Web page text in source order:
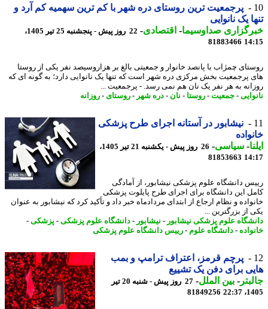
پرجمعیت ترین روستای دره شهر با کم ترین سهمیه کم آرد و
یک نانوایی
صداوسیما-اقتصادی-
22 روز پیش - پنجشنبه 25 تیر 1405،
81883466
چمژاب با پانصد خانوار و جمعیتی بالغ بر هزاروسیصد نفر یکی از روستا
پرجمعیت بخش مرکزی دره شهر است که تنها یک نانوایی دارد؛ به گونه ای که
به هر نفر یک نان هم نمی رسد. - پرجمعیت ...
- جمعیت-روستا-نان-دره شهر -روستای-روزانه
نیشابور در آستانه اجرای طرح پزشکی
-سیاسی-
26 روز پیش - یکشنبه 21 تیر 1405،
81853663
دانشگاه علوم پزشکی نیشابور، از آمادگی
این دانشگاه برای اجرای طرح پایلوت پزشکی
و نظام ارجاع از ابتدای مردادماه خبر داد و تأکید کرد که نیشابور به عنوان
از بزرگترین ...
علوم پزشکی نیشابور-نیشابور-دانشگاه علوم پزشکی-پزشکی-
- دانشگاه علوم-رییس دانشگاه علوم پزشکی
پرچم قرمز، اعتراف ترامپ و بمب
برای دفن یک تشییع
-بین الملل-
27 روز پیش - شنبه 20 تیر
81849256